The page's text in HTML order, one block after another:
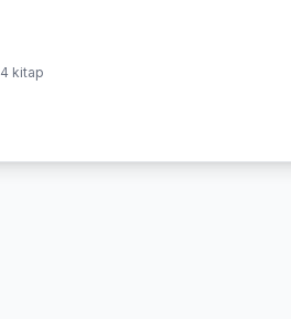
4 kitap